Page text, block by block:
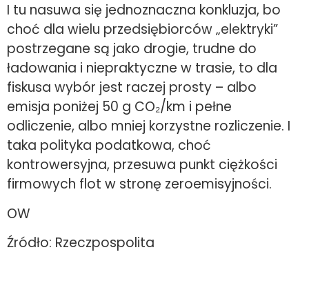
I tu nasuwa się jednoznaczna konkluzja, bo
choć dla wielu przedsiębiorców „elektryki”
postrzegane są jako drogie, trudne do
ładowania i niepraktyczne w trasie, to dla
fiskusa wybór jest raczej prosty – albo
emisja poniżej 50 g CO₂/km i pełne
odliczenie, albo mniej korzystne rozliczenie. I
taka polityka podatkowa, choć
kontrowersyjna, przesuwa punkt ciężkości
firmowych flot w stronę zeroemisyjności.
OW
Źródło: Rzeczpospolita